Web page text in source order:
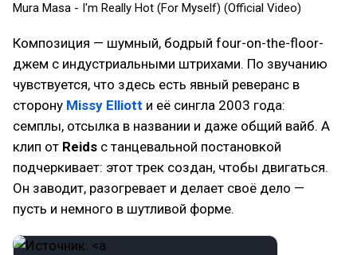
Mura Masa - I'm Really Hot (For Myself) (Official Video)
Композиция — шумный, бодрый four-on-the-floor-
джем с индустриальными штрихами. По звучанию
чувствуется, что здесь есть явный реверанс в
сторону Missy Elliott и её сингла 2003 года:
семплы, отсылка в названии и даже общий вайб. А
клип от Reids с танцевальной постановкой
подчеркивает: этот трек создан, чтобы двигаться.
Он заводит, разогревает и делает своё дело —
пусть и немного в шутливой форме.